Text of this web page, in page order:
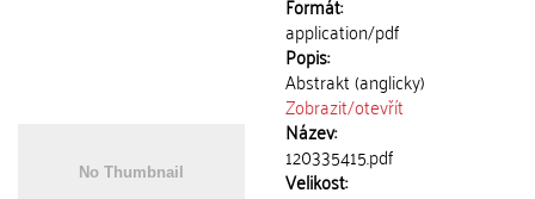
application/pdf
Popis:
Abstrakt (anglicky)
Zobrazit/otevřít
Název:
120335415.pdf
Velikost: